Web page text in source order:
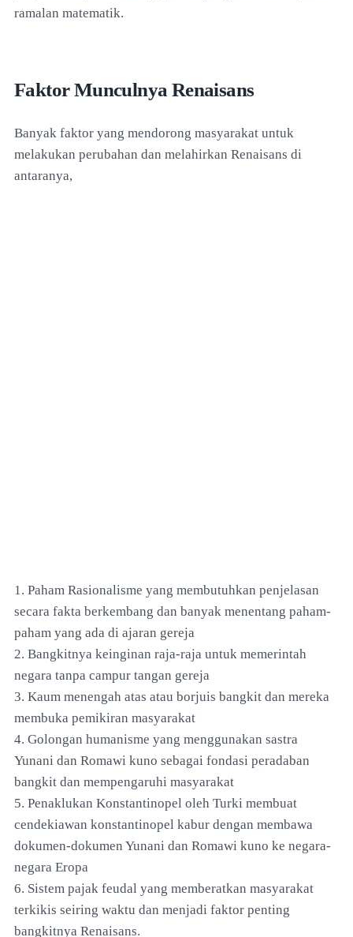
ramalan matematik.
Faktor Munculnya Renaisans
Banyak faktor yang mendorong masyarakat untuk
melakukan perubahan dan melahirkan Renaisans di
antaranya,
1. Paham Rasionalisme yang membutuhkan penjelasan
secara fakta berkembang dan banyak menentang paham-
paham yang ada di ajaran gereja
2. Bangkitnya keinginan raja-raja untuk memerintah
negara tanpa campur tangan gereja
3. Kaum menengah atas atau borjuis bangkit dan mereka
membuka pemikiran masyarakat
4. Golongan humanisme yang menggunakan sastra
Yunani dan Romawi kuno sebagai fondasi peradaban
bangkit dan mempengaruhi masyarakat
5. Penaklukan Konstantinopel oleh Turki membuat
cendekiawan konstantinopel kabur dengan membawa
dokumen-dokumen Yunani dan Romawi kuno ke negara-
negara Eropa
6. Sistem pajak feudal yang memberatkan masyarakat
terkikis seiring waktu dan menjadi faktor penting
bangkitnya Renaisans.